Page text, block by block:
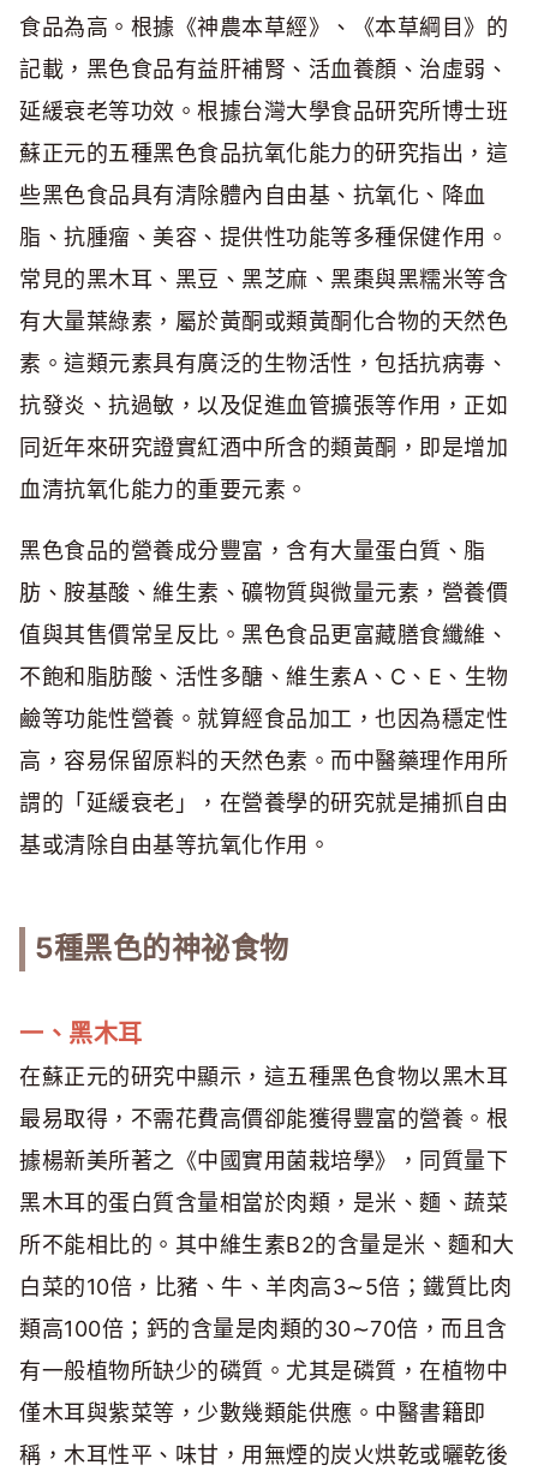
食品為高。根據《神農本草經》、《本草綱目》的
記載，黑色食品有益肝補腎、活血養顏、治虛弱、
延緩衰老等功效。根據台灣大學食品研究所博士班
蘇正元的五種黑色食品抗氧化能力的研究指出，這
些黑色食品具有清除體內自由基、抗氧化、降血
脂、抗腫瘤、美容、提供性功能等多種保健作用。
常見的黑木耳、黑豆、黑芝麻、黑棗與黑糯米等含
有大量葉綠素，屬於黃酮或類黃酮化合物的天然色
素。這類元素具有廣泛的生物活性，包括抗病毒、
抗發炎、抗過敏，以及促進血管擴張等作用，正如
同近年來研究證實紅酒中所含的類黃酮，即是增加
血清抗氧化能力的重要元素。
黑色食品的營養成分豐富，含有大量蛋白質、脂
肪、胺基酸、維生素、礦物質與微量元素，營養價
值與其售價常呈反比。黑色食品更富藏膳食纖維、
不飽和脂肪酸、活性多醣、維生素A、C、E、生物
鹼等功能性營養。就算經食品加工，也因為穩定性
高，容易保留原料的天然色素。而中醫藥理作用所
謂的「延緩衰老」，在營養學的研究就是捕抓自由
基或清除自由基等抗氧化作用。
5種黑色的神祕食物
一、黑木耳
在蘇正元的研究中顯示，這五種黑色食物以黑木耳
最易取得，不需花費高價卻能獲得豐富的營養。根
據楊新美所著之《中國實用菌栽培學》，同質量下
黑木耳的蛋白質含量相當於肉類，是米、麵、蔬菜
所不能相比的。其中維生素B2的含量是米、麵和大
白菜的10倍，比豬、牛、羊肉高3∼5倍；鐵質比肉
類高100倍；鈣的含量是肉類的30∼70倍，而且含
有一般植物所缺少的磷質。尤其是磷質，在植物中
僅木耳與紫菜等，少數幾類能供應。中醫書籍即
稱，木耳性平、味甘，用無煙的炭火烘乾或曬乾後